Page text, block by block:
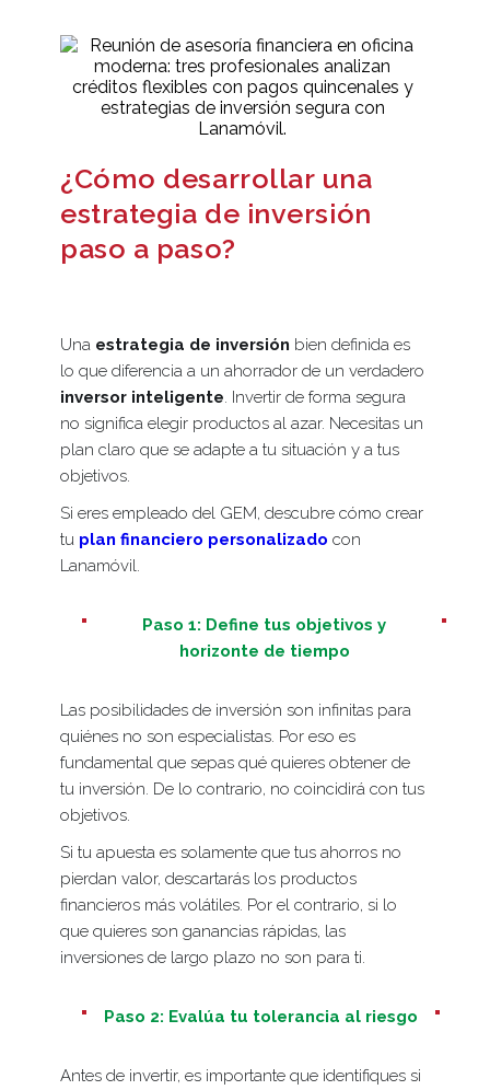
¿Cómo desarrollar una
estrategia de inversión
paso a paso?
Una estrategia de inversión bien definida es
lo que diferencia a un ahorrador de un verdadero
inversor inteligente . Invertir de forma segura
no significa elegir productos al azar. Necesitas un
plan claro que se adapte a tu situación y a tus
objetivos.
Si eres empleado del GEM, descubre cómo crear
tu plan financiero personalizado con
Lanamóvil.
Paso 1: Define tus objetivos y
horizonte de tiempo
Las posibilidades de inversión son infinitas para
quiénes no son especialistas. Por eso es
fundamental que sepas qué quieres obtener de
tu inversión. De lo contrario, no coincidirá con tus
objetivos.
Si tu apuesta es solamente que tus ahorros no
pierdan valor, descartarás los productos
financieros más volátiles. Por el contrario, si lo
que quieres son ganancias rápidas, las
inversiones de largo plazo no son para ti.
Paso 2: Evalúa tu tolerancia al riesgo
Antes de invertir, es importante que identifiques si